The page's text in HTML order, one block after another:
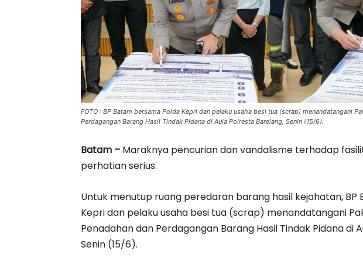
FOTO : BP Batam bersama Polda Kepri dan pelaku usaha besi tua (scrap) menandatangani
Perdagangan Barang Hasil Tindak Pidana di Aula Polresta Barelang, Senin (15/6).
Batam – Maraknya pencurian dan vandalisme terhadap
perhatian serius.
Untuk menutup ruang peredaran barang hasil kejahatan, BP
Kepri dan pelaku usaha besi tua (scrap) menandatangani
Penadahan dan Perdagangan Barang Hasil Tindak Pidana di
Senin (15/6).